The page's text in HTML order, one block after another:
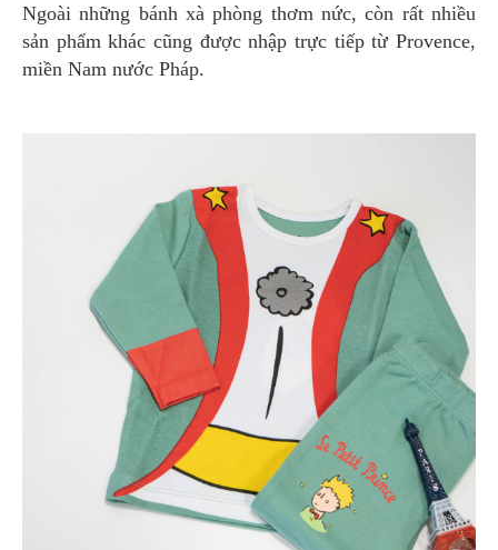
Ngoài những bánh xà phòng thơm nức, còn rất nhiều
sản phẩm khác cũng được nhập trực tiếp từ Provence,
miền Nam nước Pháp.